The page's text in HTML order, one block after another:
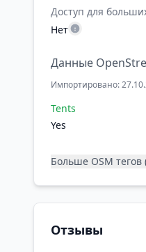
Доступ для
Нет
Данные
Импортировано:
Tents
Yes
Больше OSM тегов
Отзывы